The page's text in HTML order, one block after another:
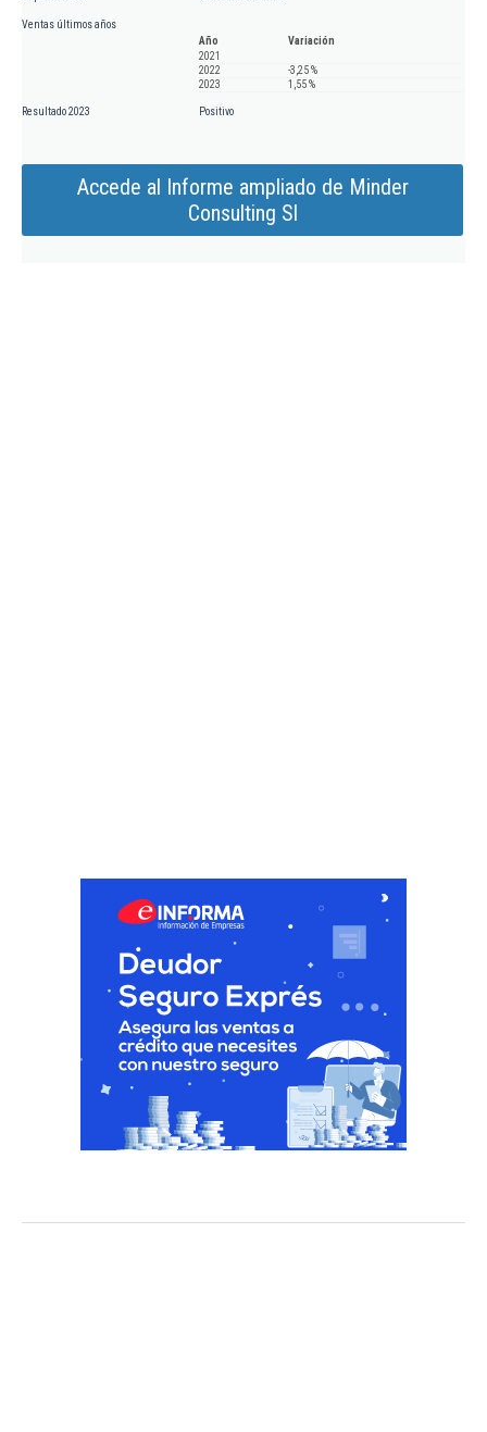
Ventas últimos años
Año
Variación
2021
2022
-3,25 %
2023
1,55 %
Resultado 2023 Positivo
Accede al Informe ampliado de Minder
Consulting Sl